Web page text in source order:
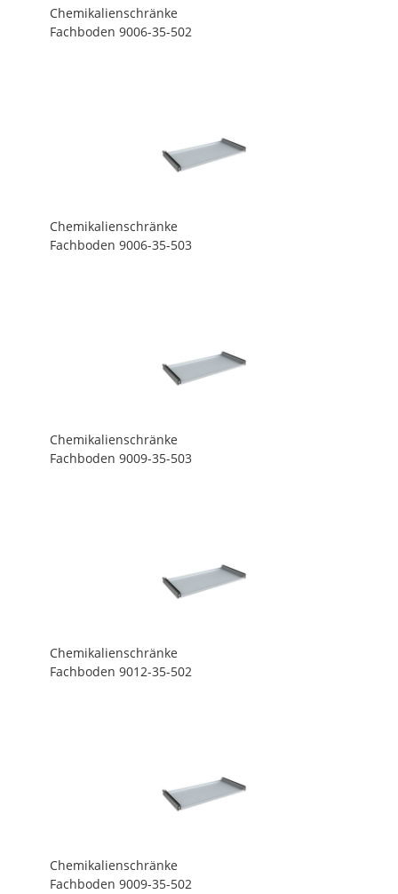
Chemikalienschränke
Fachboden 9006-35-502
Chemikalienschränke
Fachboden 9006-35-503
Chemikalienschränke
Fachboden 9009-35-503
Chemikalienschränke
Fachboden 9012-35-502
Chemikalienschränke
Fachboden 9009-35-502